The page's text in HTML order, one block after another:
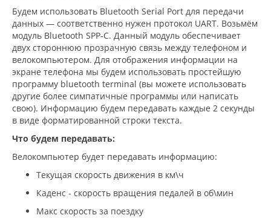
Будем использовать Bluetooth Serial Port для передачи
данных — соответственно нужен протокол UART. Возьмём
модуль Bluetooth SPP-C. Данный модуль обеспечивает
двух стороннюю прозрачную связь между телефоном и
велокомпьютером. Для отображения информации на
экране телефона мы будем использовать простейшую
программу bluetooth terminal (вы можете использовать
другие более симпатичные программы или написать
свою). Информацию будем передавать каждые 2 секунды
в виде форматированной строки текста.
Что будем передавать:
Велокомпьютер будет передавать информацию:
Текущая скорость движения в км\ч
Каденс - скорость вращения педалей в об\мин
Макс скорость за поездку